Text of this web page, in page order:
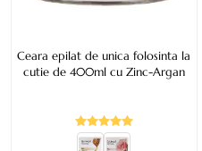
Ceara epilat de unica folosinta la
cutie de 400ml cu Zinc-Argan